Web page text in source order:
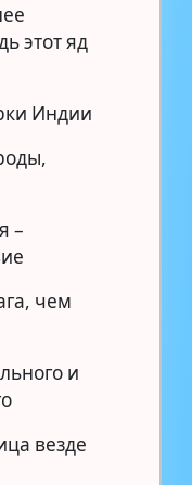
этот яд
Индии
–
чем
и
везде